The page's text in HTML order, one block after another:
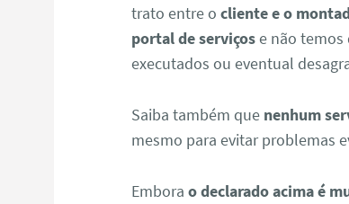
trato entre ocliente e o
portal de serviçose não temos
executados ou eventual
Saiba também que nenhum
mesmo para evitar problemas
Emborao declarado acima é